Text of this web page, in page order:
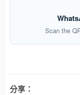
Scan the
分享：